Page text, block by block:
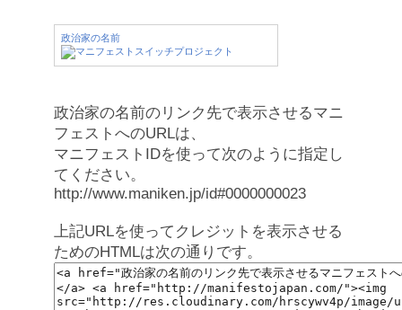
政治家の名前
政治家の名前のリンク先で表示させるマニ
フェストへのURLは、
マニフェストIDを使って次のように指定し
てください。
http://www.maniken.jp/id#0000000023
上記URLを使ってクレジットを表示させる
ためのHTMLは次の通りです。